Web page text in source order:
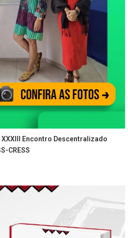
Encontro Descentralizado
CRESS